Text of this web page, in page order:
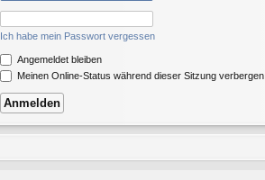
Ich habe mein Passwort vergessen
Angemeldet bleiben
Meinen Online-Status während dieser Sitzung verbergen